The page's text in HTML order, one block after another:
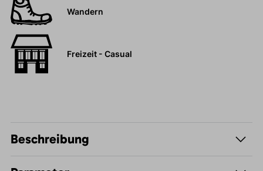
Wandern
Freizeit - Casual
Beschreibung